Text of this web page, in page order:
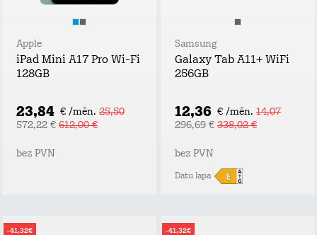
Apple
iPad Mini A17 Pro Wi-Fi
128GB
23,84 € /mēn. 25,50
572,22 € 612,00 €
bez PVN
Samsung
Galaxy Tab A11+ WiFi
256GB
12,36 € /mēn. 14,07
296,69 € 338,02 €
bez PVN
Datu lapa
-41,32€ -41,32€